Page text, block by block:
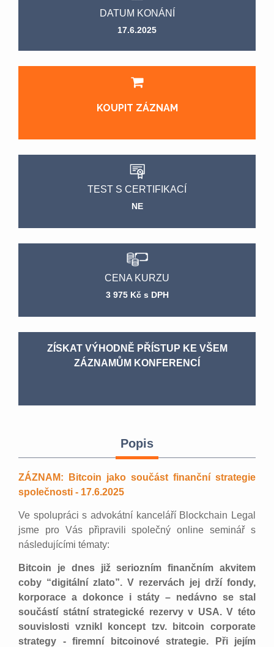
DATUM KONÁNÍ
17.6.2025
KOUPIT ZÁZNAM
TEST S CERTIFIKACÍ
NE
CENA KURZU
3 975 Kč s DPH
ZÍSKAT VÝHODNĚ PŘÍSTUP KE VŠEM
ZÁZNAMŮM KONFERENCÍ
Popis
ZÁZNAM: Bitcoin jako součást finanční strategie
společnosti - 17.6.2025
Ve spolupráci s advokátní kanceláří Blockchain Legal
jsme pro Vás připravili společný online seminář s
následujícími tématy:
Bitcoin je dnes již seriozním finančním akvitem
coby “digitální zlato”. V rezervách jej drží fondy,
korporace a dokonce i státy – nedávno se stal
součástí státní strategické rezervy v USA. V této
souvislosti vznikl koncept tzv. bitcoin corporate
strategy - firemní bitcoinové strategie. Při jejím